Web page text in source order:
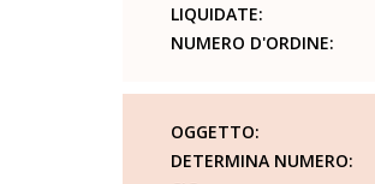
LIQUIDATE:
NUMERO D'ORDINE:
OGGETTO:
DETERMINA NUMERO: